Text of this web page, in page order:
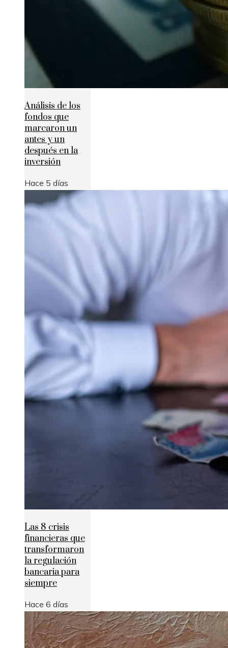
Análisis de los
fondos que
marcaron un
antes y un
después en la
inversión
Hace 5 días
Las 8 crisis
financieras que
transformaron
la regulación
bancaria para
siempre
Hace 6 días